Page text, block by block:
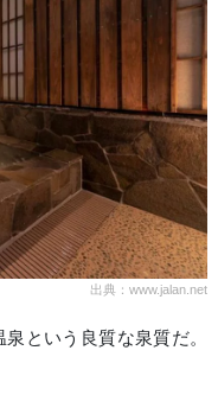
出典：www.jalan.net
という良質な泉質だ。